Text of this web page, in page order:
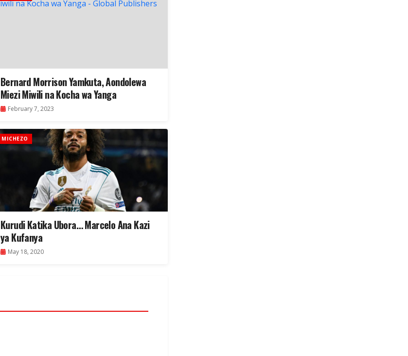
Bernard Morrison Yamkuta, Aondolewa
Miezi Miwili na Kocha wa Yanga
February 7, 2023
MICHEZO
Kurudi Katika Ubora… Marcelo Ana Kazi
ya Kufanya
May 18, 2020